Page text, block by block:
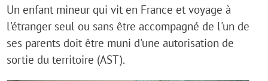
Un enfant mineur qui vit en France et voyage à
l'étranger seul ou sans être accompagné de l'un de
ses parents doit être muni d'une autorisation de
sortie du territoire (AST).